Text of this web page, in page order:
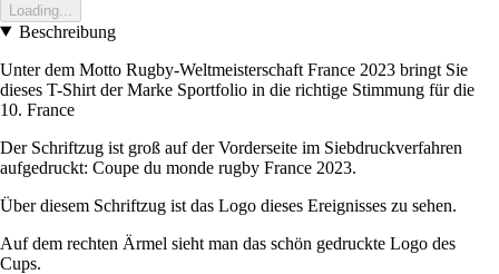
Loading...
Beschreibung
Unter dem Motto Rugby-Weltmeisterschaft France 2023 bringt Sie
dieses T-Shirt der Marke Sportfolio in die richtige Stimmung für die
10. France
Der Schriftzug ist groß auf der Vorderseite im Siebdruckverfahren
aufgedruckt: Coupe du monde rugby France 2023.
Über diesem Schriftzug ist das Logo dieses Ereignisses zu sehen.
Auf dem rechten Ärmel sieht man das schön gedruckte Logo des
Cups.